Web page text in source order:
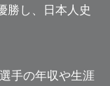
勝し、日本人史
手の年収や生涯